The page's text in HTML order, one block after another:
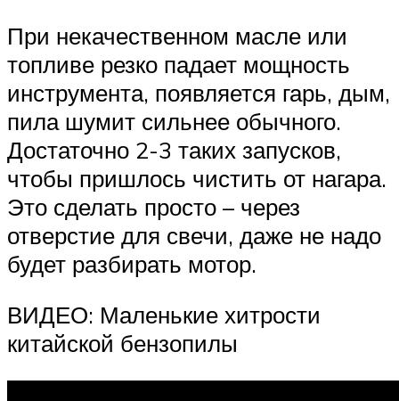
При некачественном масле или
топливе резко падает мощность
инструмента, появляется гарь, дым,
пила шумит сильнее обычного.
Достаточно 2-3 таких запусков,
чтобы пришлось чистить от нагара.
Это сделать просто – через
отверстие для свечи, даже не надо
будет разбирать мотор.
ВИДЕО: Маленькие хитрости
китайской бензопилы